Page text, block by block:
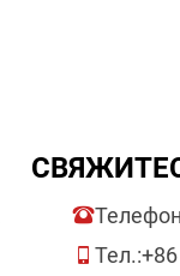
Тел.: